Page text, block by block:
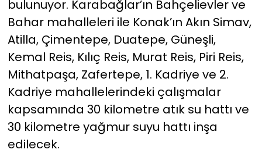
bulunuyor. Karabağlar’ın Bahçelievler ve
Bahar mahalleleri ile Konak’ın Akın Simav,
Atilla, Çimentepe, Duatepe, Güneşli,
Kemal Reis, Kılıç Reis, Murat Reis, Piri Reis,
Mithatpaşa, Zafertepe, 1. Kadriye ve 2.
Kadriye mahallelerindeki çalışmalar
kapsamında 30 kilometre atık su hattı ve
30 kilometre yağmur suyu hattı inşa
edilecek.